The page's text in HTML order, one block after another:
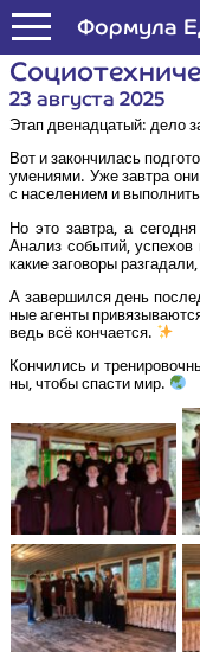
Формула
23 августа 2025
Этап две­на­дца­тый: дело
Вот и закон­чи­лась
уме­ни­я­ми. Уже зав­тра
с насе­ле­ни­ем и
Но это зав­тра, а
Ана­лиз собы­тий, успе­хов
какие заго­во­ры
А завер­шил­ся день
ные аген­ты
ведь всё кончается.
Кон­чи­лись и
ны, что­бы спа­сти мир.